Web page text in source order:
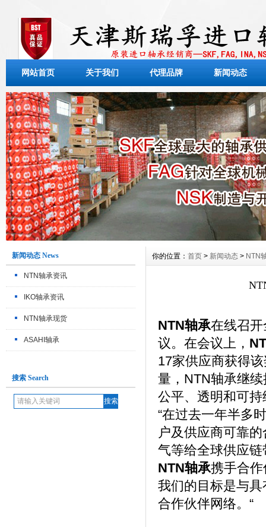
网站首页 关于我们 代理品牌 新闻动态
新闻动态 News
NTN轴承资讯
IKO轴承资讯
NTN轴承现货
ASAHI轴承
搜索 Search
你的位置： 首页 > 新闻动态 > NTN
NTN轴承在线召
议。在会议上，
17家供应商获得
量，NTN轴承继
公平、透明和可
“在过去一年半多
户及供应商可靠
气等给全球供应
NTN轴承携手合
我们的目标是与
合作伙伴网络。“